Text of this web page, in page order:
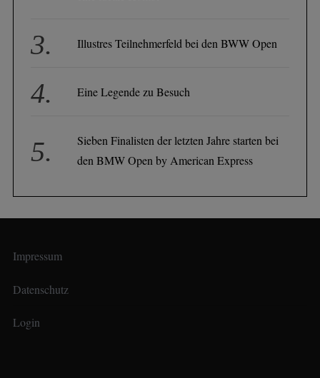
Illustres Teilnehmerfeld bei den BWW Open
Eine Legende zu Besuch
Sieben Finalisten der letzten Jahre starten bei
den BMW Open by American Express
Impressum
Datenschutz
Login